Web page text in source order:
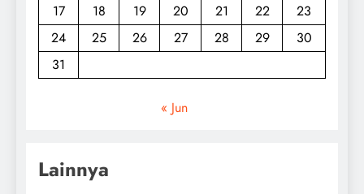
17
18 19 20 21 22
23
24
25 26 27 28 29
30
31
« Jun
Lainnya